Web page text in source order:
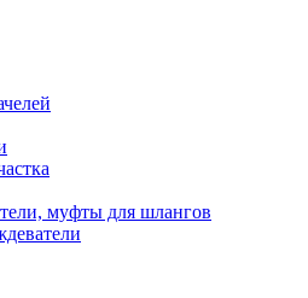
муфты для шлангов